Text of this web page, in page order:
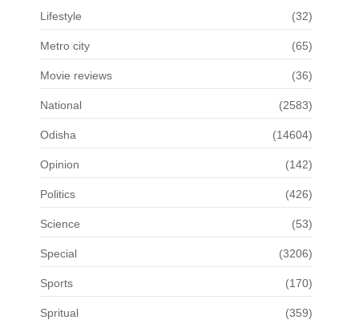
Lifestyle (32)
Metro city (65)
Movie reviews (36)
National (2583)
Odisha (14604)
Opinion (142)
Politics (426)
Science (53)
Special (3206)
Sports (170)
Spritual (359)